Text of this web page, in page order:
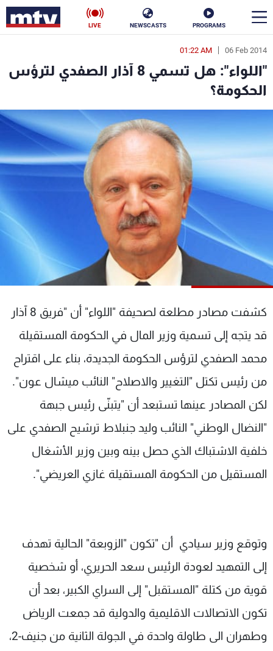
PROGRAMS
NEWSCASTS
LIVE
06 Feb 2014
01:22 AM
"اللواء": هل تسمي 8 آذار الصفدي لترؤس
الحكومة؟
كشفت مصادر مطلعة لصحيفة "اللواء" أن "فريق 8 آذار
قد يتجه إلى تسمية وزير المال في الحكومة المستقيلة
محمد الصفدي لترؤس الحكومة الجديدة، بناء على اقتراح
من رئيس تكتل "التغيير والاصلاح" النائب ميشال عون".
لكن المصادر عينها تستبعد أن "يتبنّى رئيس جبهة
"النضال الوطني" النائب وليد جنبلاط ترشيح الصفدي على
خلفية الاشتباك الذي حصل بينه وبين وزير الأشغال
المستقيل من الحكومة المستقيلة غازي العريضي".
وتوقع وزير سيادي أن "تكون "الزوبعة" الحالية تهدف
إلى التمهيد لعودة الرئيس سعد الحريري، أو شخصية
قوية من كتلة "المستقبل" إلى السراي الكبير، بعد أن
تكون الاتصالات الاقليمية والدولية قد جمعت الرياض
وطهران الى طاولة واحدة في الجولة الثانية من جنيف-2،
en
الأخبار
سياسة ناس
إقتصاد فن
منوعات رياضة
كأس العالم
البرامج
جدول البرامج
شاهد البرامج
عن MTV
الإنـتـاج
وظائف
تواصل معنا
شروط الإسـتخدام
سياسة الخصوصية